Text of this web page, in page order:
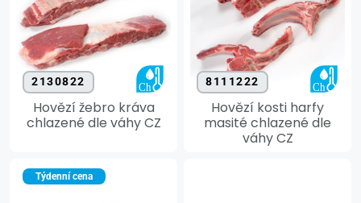
2130822
Hovězí žebro kráva
chlazené dle váhy CZ
8111222
Hovězí kosti harfy
masité chlazené dle
váhy CZ
Týdenní cena